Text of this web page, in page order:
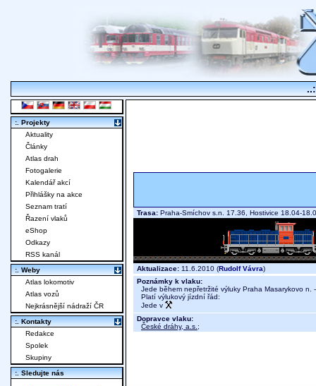
Trasa: Praha-Smíchov s.n. 17.36, Hostivice 18.04-
Aktualizace: 11.6.2010 (Rudolf Vávra)
Poznámky k vlaku:
Jede během nepřetržité výluky Praha Masarykovo n.
Platí výlukový jízdní řád:
Jede v
Dopravce vlaku:
České dráhy, a.s. ;
:. Projekty
Aktuality
Články
Atlas drah
Fotogalerie
Kalendář akcí
Přihlášky na akce
Seznam tratí
Řazení vlaků
eShop
Odkazy
RSS kanál
:. Weby
Atlas lokomotiv
Atlas vozů
Nejkrásnější nádraží ČR
:. Kontakty
Redakce
Spolek
Skupiny
:. Sledujte nás